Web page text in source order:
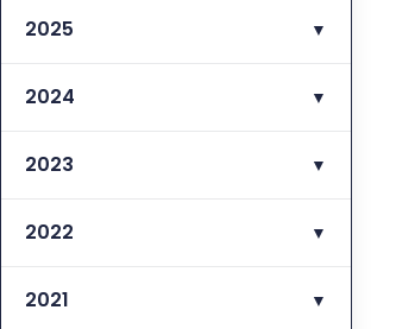
2025 ▼
2024 ▼
2023 ▼
2022 ▼
2021 ▼